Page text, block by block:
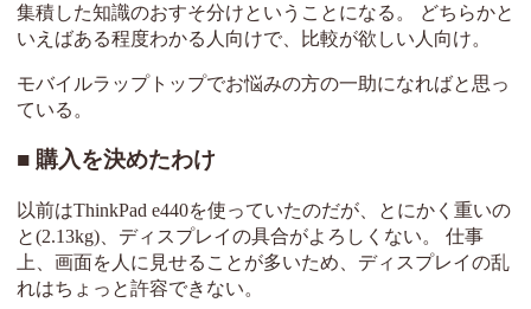
集積した知識のおすそ分けということになる。 どちらかと
いえばある程度わかる人向けで、比較が欲しい人向け。
モバイルラップトップでお悩みの方の一助になればと思っ
ている。
購入を決めたわけ
以前はThinkPad e440を使っていたのだが、とにかく重いの
と(2.13kg)、ディスプレイの具合がよろしくない。 仕事
上、画面を人に見せることが多いため、ディスプレイの乱
れはちょっと許容できない。